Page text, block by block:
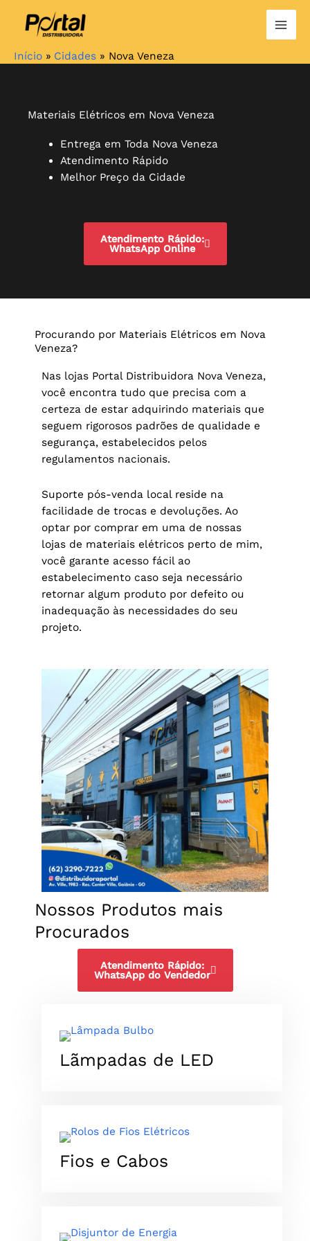
conteúdo
Início Cidades Nova Veneza
Materiais Elétricos em Nova Veneza
Entrega em Toda Nova Veneza
Atendimento Rápido
Melhor Preço da Cidade
Atendimento Rápido:
WhatsApp Online
Procurando por Materiais Elétricos em Nova
Veneza?
Nas lojas Portal Distribuidora Nova Veneza,
você encontra tudo que precisa com a
certeza de estar adquirindo materiais que
seguem rigorosos padrões de qualidade e
segurança, estabelecidos pelos
regulamentos nacionais.
Suporte pós-venda local reside na
facilidade de trocas e devoluções. Ao
optar por comprar em uma de nossas
lojas de materiais elétricos perto de mim,
você garante acesso fácil ao
estabelecimento caso seja necessário
retornar algum produto por defeito ou
inadequação às necessidades do seu
projeto.
Nossos Produtos mais
Procurados
Atendimento Rápido:
WhatsApp do Vendedor
Lãmpadas de LED​
​Fios e Cabos